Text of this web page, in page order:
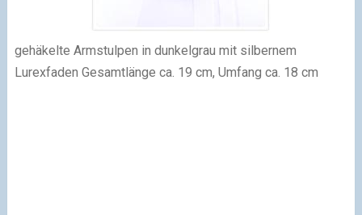
gehäkelte Armstulpen in dunkelgrau mit silbernem
Lurexfaden Gesamtlänge ca. 19 cm, Umfang ca. 18 cm